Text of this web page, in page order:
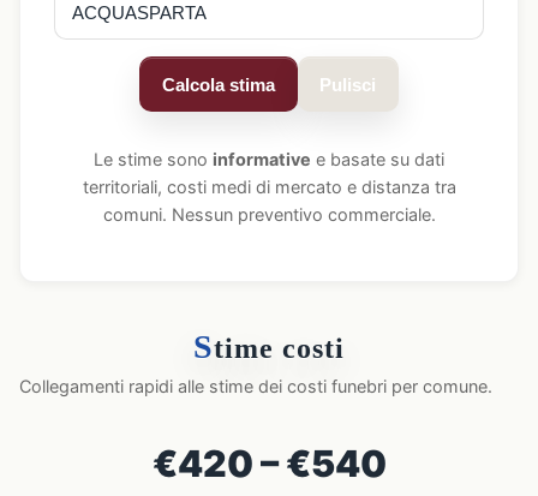
Calcola stima Pulisci
Le stime sono informative e basate su dati
territoriali, costi medi di mercato e distanza tra
comuni. Nessun preventivo commerciale.
Stime costi
Collegamenti rapidi alle stime dei costi funebri per comune.
€420 – €540